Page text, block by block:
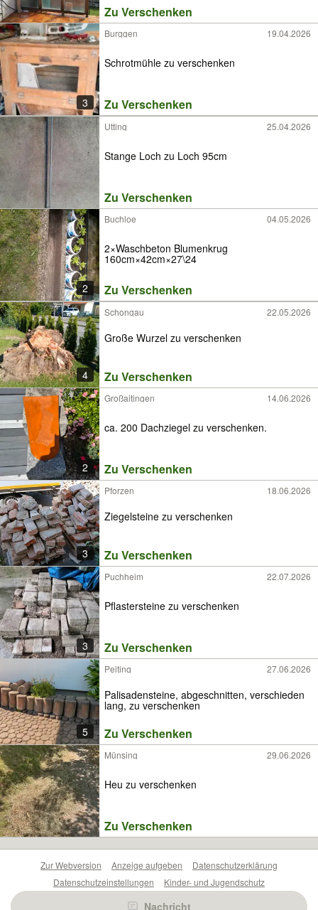
Zu Verschenken
3
Burggen 19.04.2026
Schrotmühle zu verschenken
Zu Verschenken
Utting 25.04.2026
Stange Loch zu Loch 95cm
Zu Verschenken
2
Buchloe 04.05.2026
2×Waschbeton Blumenkrug
160cm×42cm×27\24
Zu Verschenken
4
Schongau 22.05.2026
Große Wurzel zu verschenken
Zu Verschenken
2
Großaitingen 14.06.2026
ca. 200 Dachziegel zu verschenken.
Zu Verschenken
3
Pforzen 18.06.2026
Ziegelsteine zu verschenken
Zu Verschenken
3
Puchheim 22.07.2026
Pflastersteine zu verschenken
Zu Verschenken
5
Peiting 27.06.2026
Palisadensteine, abgeschnitten, verschieden
lang, zu verschenken
Zu Verschenken
Münsing 29.06.2026
Heu zu verschenken
Zu Verschenken
Nachricht
Zur Webversion Anzeige aufgeben
Datenschutzerklärung
Datenschutzeinstellungen
Kinder- und Jugendschutz
Barrierefreiheitserklärung